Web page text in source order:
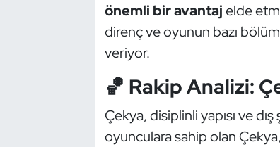
önemli bir avantajelde
direnç ve oyunun bazı
veriyor.
🏀 Rakip Analizi:
Çekya, disiplinli yapısı ve
oyunculara sahip olan